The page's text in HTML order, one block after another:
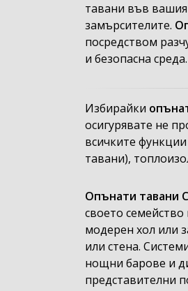
тавани във
замърсителите.
посредством
и безопасна среда.
Избирайки
осигурявате не
всичките
тавани),
Опънати тавани
своето
модерен хол или
или стена.
нощни барове и
представителни